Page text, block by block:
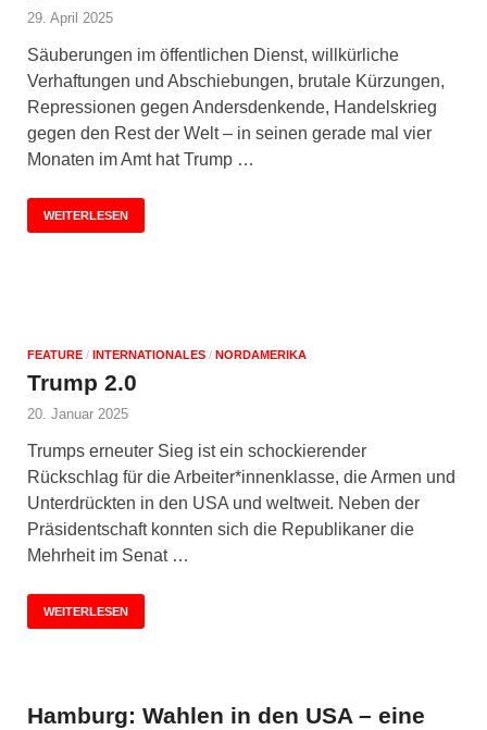
29. April 2025
Säuberungen im öffentlichen Dienst, willkürliche
Verhaftungen und Abschiebungen, brutale Kürzungen,
Repressionen gegen Andersdenkende, Handelskrieg
gegen den Rest der Welt – in seinen gerade mal vier
Monaten im Amt hat Trump …
WEITERLESEN
FEATURE / INTERNATIONALES / NORDAMERIKA
Trump 2.0
20. Januar 2025
Trumps erneuter Sieg ist ein schockierender
Rückschlag für die Arbeiter*innenklasse, die Armen und
Unterdrückten in den USA und weltweit. Neben der
Präsidentschaft konnten sich die Republikaner die
Mehrheit im Senat …
WEITERLESEN
Hamburg: Wahlen in den USA – eine